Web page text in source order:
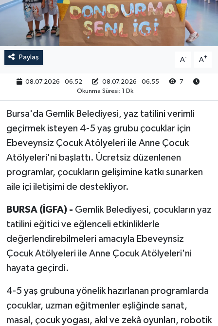
Paylaş A- A+
08.07.2026 - 06:52 08.07.2026 - 06:55
7
Okunma Süresi: 1 Dk
Bursa'da Gemlik Belediyesi, yaz tatilini verimli
geçirmek isteyen 4-5 yaş grubu çocuklar için
Ebeveynsiz Çocuk Atölyeleri ile Anne Çocuk
Atölyeleri'ni başlattı. Ücretsiz düzenlenen
programlar, çocukların gelişimine katkı sunarken
aile içi iletişimi de destekliyor.
BURSA (İGFA) - Gemlik Belediyesi, çocukların yaz
tatilini eğitici ve eğlenceli etkinliklerle
değerlendirebilmeleri amacıyla Ebeveynsiz
Çocuk Atölyeleri ile Anne Çocuk Atölyeleri'ni
hayata geçirdi.
4-5 yaş grubuna yönelik hazırlanan programlarda
çocuklar, uzman eğitmenler eşliğinde sanat,
masal, çocuk yogası, akıl ve zekâ oyunları, robotik
RESMİ İLAN